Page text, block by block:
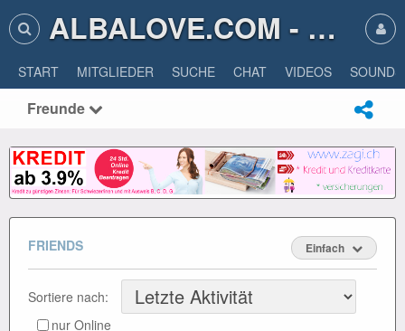
ALBALOVE.COM - ALBA LOVE
START MITGLIEDER SUCHE CHAT VIDEOS SOUNDS
Freunde
FRIENDS Einfach
Sortiere nach:
nur Online